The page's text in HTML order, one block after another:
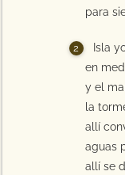
para
Isla
en
y el
la
allí
aguas
allí se